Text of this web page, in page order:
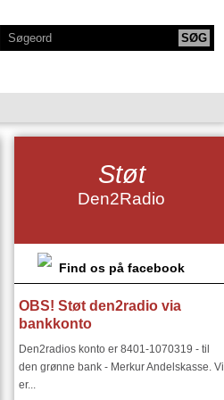
NY SERIE - BODYTALK
NY SERIE OM HAFNIA
KLANGKAMMERET
DEN2RADIO - SNART 18 ÅR
I ØSTEUROPA I 1900 TALLET
Støt
Den2Radio
Find os på facebook
OBS! Støt den2radio via
bankkonto
Den2radios konto er 8401-1070319 - til
den grønne bank - Merkur Andelskasse. Vi
er...